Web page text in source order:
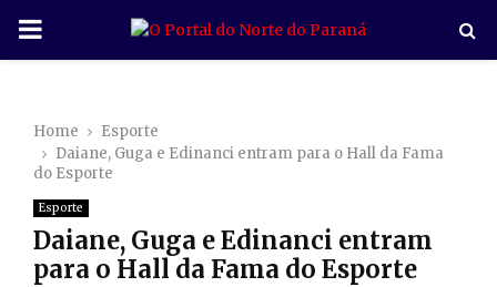
P
M
A
Home
Esporte
Daiane, Guga e Edinanci entram para o Hall da Fama
do Esporte
Esporte
Daiane, Guga e Edinanci entram
para o Hall da Fama do Esporte